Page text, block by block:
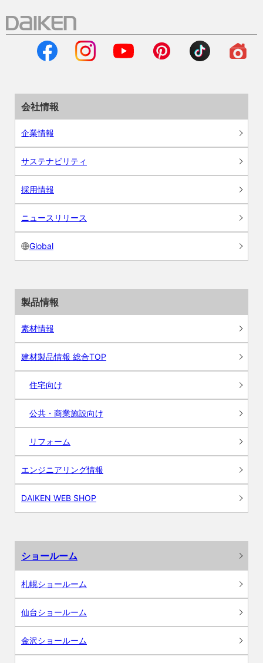
会社情報
企業情報
サステナビリティ
採用情報
ニュースリリース
Global
製品情報
素材情報
建材製品情報 総合TOP
住宅向け
公共・商業施設向け
リフォーム
エンジニアリング情報
DAIKEN WEB SHOP
ショールーム
札幌ショールーム
仙台ショールーム
金沢ショールーム